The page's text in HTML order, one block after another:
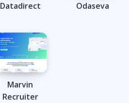
Datadirect Odaseva
Marvin
Recruiter